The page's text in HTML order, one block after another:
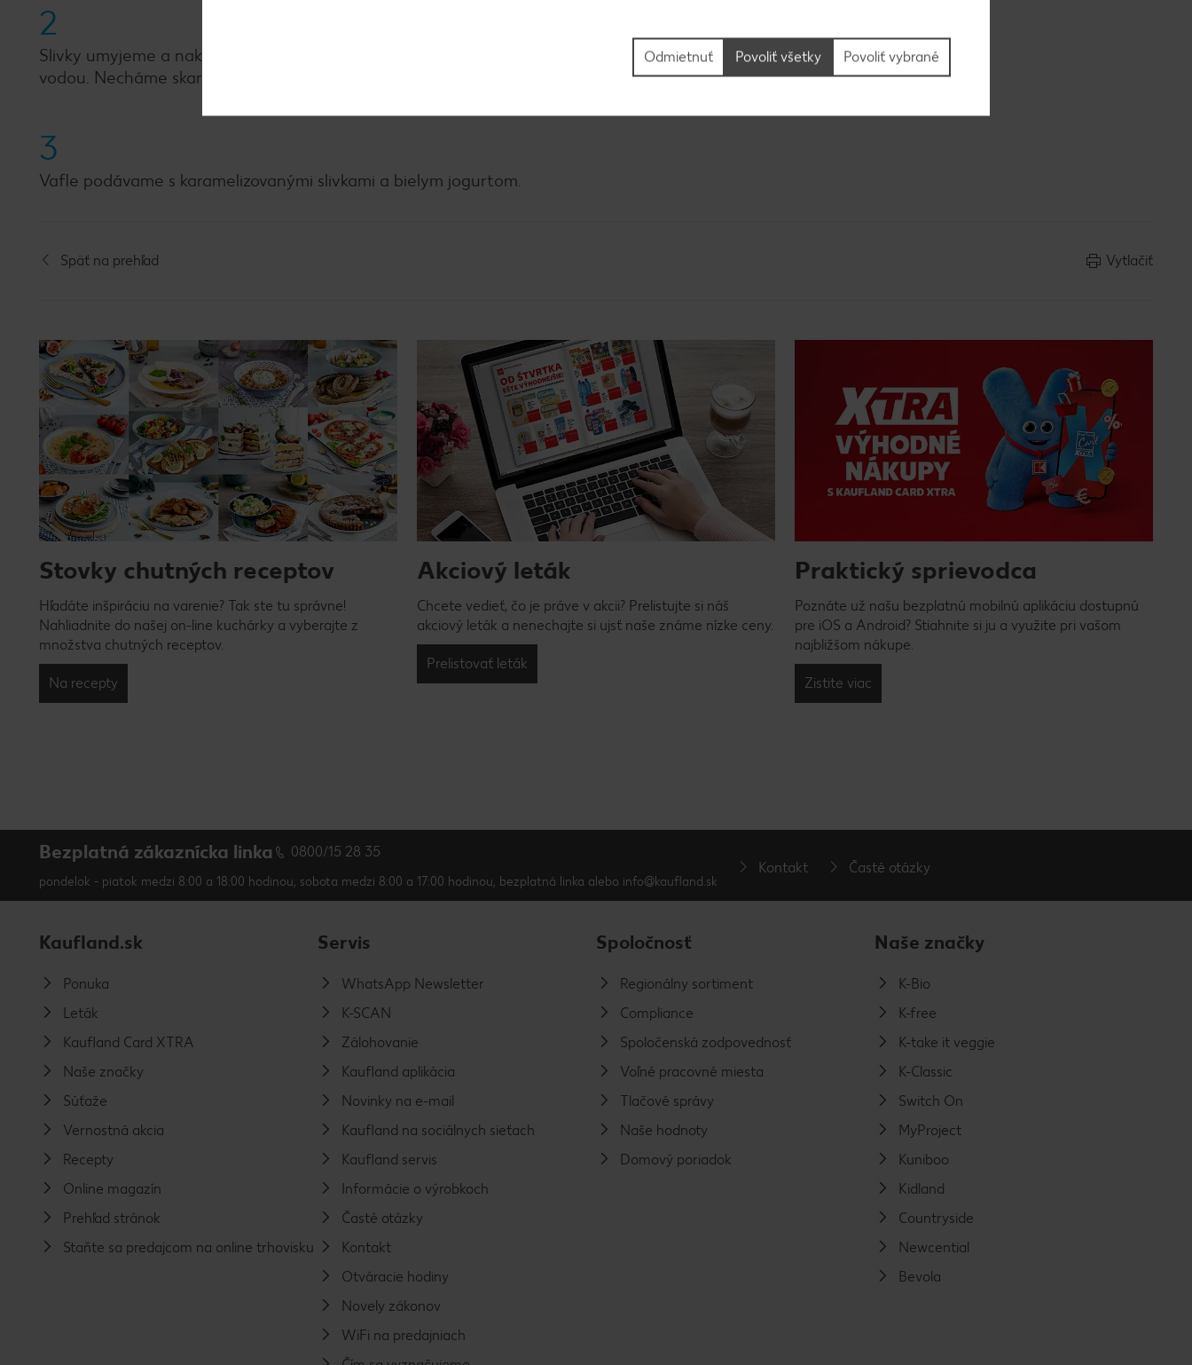
2
Slivky umyjeme a nakrájame na mesiačiky. Dáme ich do panvice spolu s trstinovým cukrom, koreninami a
vodou. Necháme skaramelizovať približne 5-10 minút na miernej teplote.
3
Vafle podávame s karamelizovanými slivkami a bielym jogurtom.
Späť na prehľad Vytlačiť
Stovky chutných receptov
Hľadáte inšpiráciu na varenie? Tak ste tu správne!
Nahliadnite do našej on-line kuchárky a vyberajte z
množstva chutných receptov.
Na recepty
Akciový leták
Chcete vedieť, čo je práve v akcii? Prelistujte si náš
akciový leták a nenechajte si ujsť naše známe nízke ceny.
Prelistovať leták
Praktický sprievodca
Poznáte už našu bezplatnú mobilnú aplikáciu dostupnú
pre iOS a Android? Stiahnite si ju a využite pri vašom
najbližšom nákupe.
Zistite viac
Bezplatná zákaznícka linka 0800/15 28 35
pondelok - piatok medzi 8:00 a 18:00 hodinou, sobota medzi 8:00 a 17:00 hodinou, bezplatná linka alebo info@kaufland.sk
Kontakt Časté otázky
Kaufland.sk
Ponuka
Leták
Kaufland Card XTRA
Naše značky
Súťaže
Vernostná akcia
Recepty
Online magazín
Prehľad stránok
Staňte sa predajcom na online trhovisku
Servis
WhatsApp Newsletter
K-SCAN
Zálohovanie
Kaufland aplikácia
Novinky na e-mail
Kaufland na sociálnych sieťach
Kaufland servis
Informácie o výrobkoch
Časté otázky
Kontakt
Otváracie hodiny
Novely zákonov
WiFi na predajniach
Spoločnosť
Regionálny sortiment
Compliance
Spoločenská zodpovednosť
Voľné pracovné miesta
Tlačové správy
Naše hodnoty
Domový poriadok
Naše značky
K-Bio
K-free
K-take it veggie
K-Classic
Switch On
MyProject
Kuniboo
Kidland
Countryside
Newcential
Bevola
Povoliť vybrané
Odmietnuť Povoliť všetky